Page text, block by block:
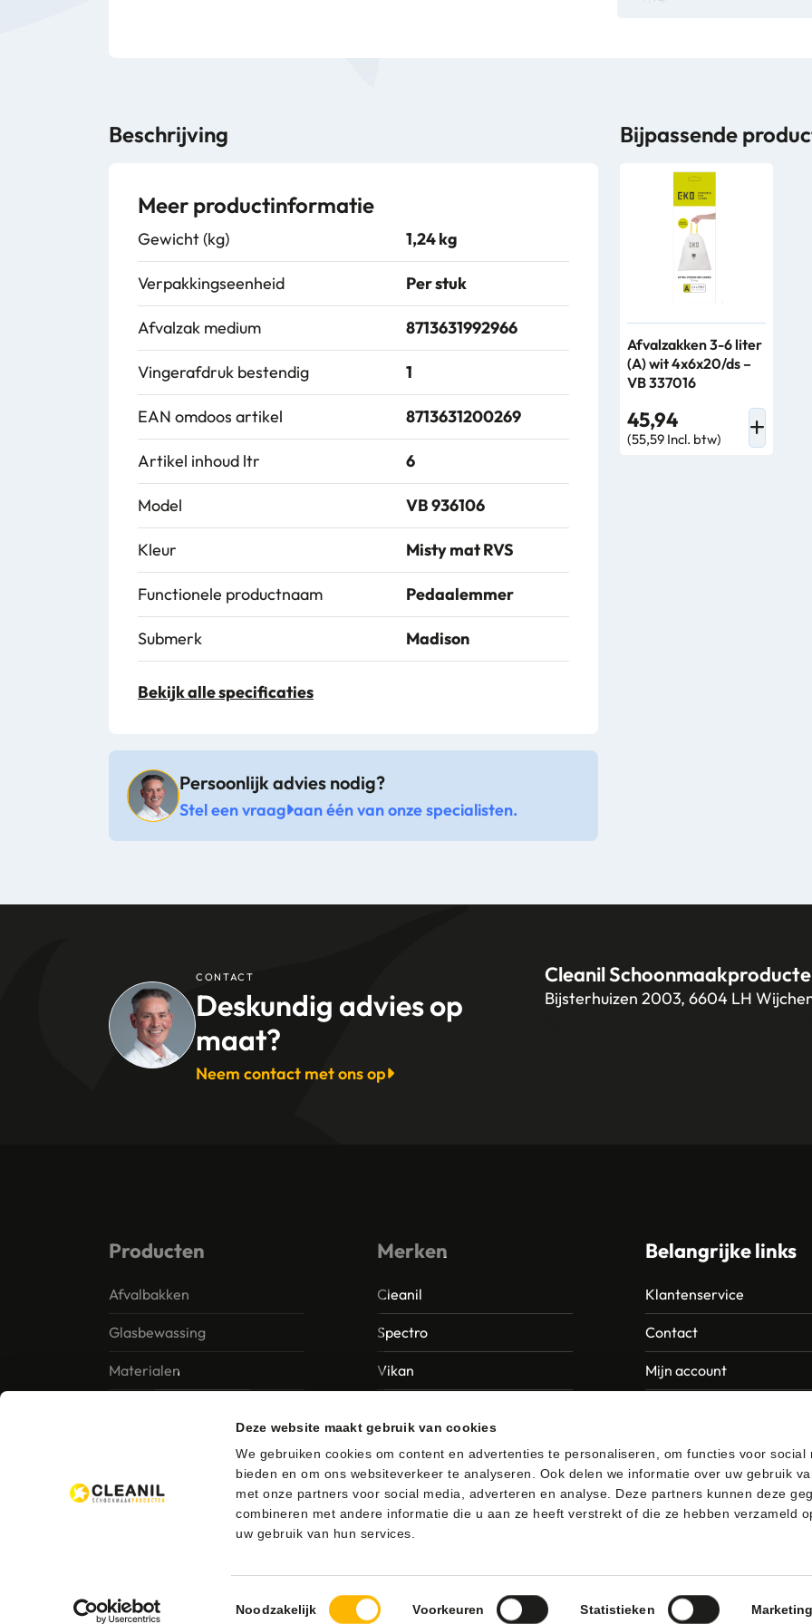
Deze website maakt gebruik van cookies
We gebruiken cookies om content en advertenties te personaliseren, om functies voor social
bieden en om ons websiteverkeer te analyseren. Ook delen we informatie over uw gebruik
met onze partners voor social media, adverteren en analyse. Deze partners kunnen deze
combineren met andere informatie die u aan ze heeft verstrekt of die ze hebben verzameld
uw gebruik van hun services.
Toestemmingsselectie
Noodzakelijk Voorkeuren Statistieken
Beschrijving
Meer productinformatie
Gewicht (kg) 1,24 kg
Verpakkingseenheid Per stuk
Afvalzak medium 8713631992966
Vingerafdruk bestendig 1
EAN omdoos artikel 8713631200269
Artikel inhoud ltr 6
Model VB 936106
Kleur Misty mat RVS
Functionele productnaam Pedaalemmer
Submerk Madison
Merknaam
Artikel materiaal 1
Artikel hoogte mm 301
Artikel lengte mm 218
Bekijk alle specificaties
Persoonlijk advies nodig?
Stel een vraag aan één van onze specialisten.
Bijpassende
Afvalzakken 3-6 liter
(A) wit 4x6x20/ds –
VB 337016
45,94
(55,59 Incl. btw)
CONTACT
Deskundig advies op
maat?
Neem contact met ons op
Cleanil
Bijsterhuizen 2003, 6604 LH
Producten
Afvalbakken
Glasbewassing
Materialen
Merken
Cleanil
Spectro
Vikan
Unger
Belangrijke links
Klantenservice
Contact
Mijn account
© 2026 Cleanil SchoonmaakproductenBezorgen en afhalenAlgemene voorwaardenPrivacybeleid